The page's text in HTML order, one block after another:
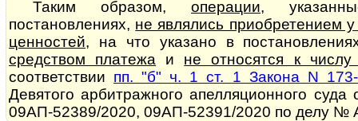
Таким образом, операции,
постановлениях, не являлись приобретением
ценностей, на что указано в
средством платежа и не относятся к
соответствии пп. "б" ч. 1 ст. 1 Закона N
Девятого арбитражного апелляционного
09АП-52389/2020, 09АП-52391/2020 по делу №